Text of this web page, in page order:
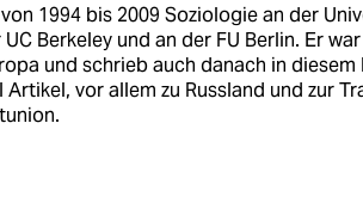
1994 bis 2009 Soziologie an der
Berkeley und an der FU Berlin. Er
und schrieb auch danach in
Artikel, vor allem zu Russland und zur